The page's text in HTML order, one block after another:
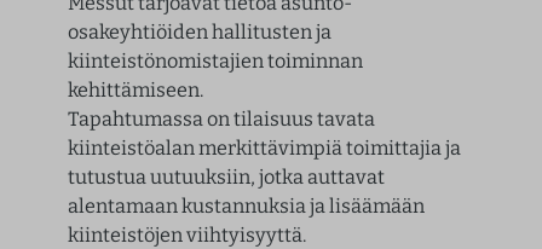
osakeyhtiöiden hallitusten ja
kiinteistönomistajien toiminnan
kehittämiseen.
Tapahtumassa on tilaisuus tavata
kiinteistöalan merkittävimpiä toimittajia ja
tutustua uutuuksiin, jotka auttavat
alentamaan kustannuksia ja lisäämään
kiinteistöjen viihtyisyyttä.